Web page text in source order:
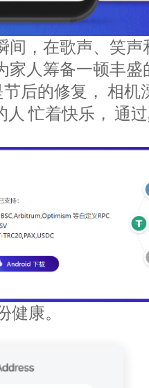
间，在歌声、笑
家人筹备一顿丰盛
后的修复， 相机
人 忙着快乐， 通
健康。